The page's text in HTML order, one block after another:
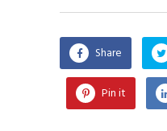
Share
Pin it